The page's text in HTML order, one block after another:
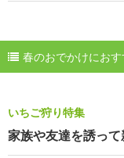
春のおでかけにおす
いちご狩り特集
家族や友達を誘っ